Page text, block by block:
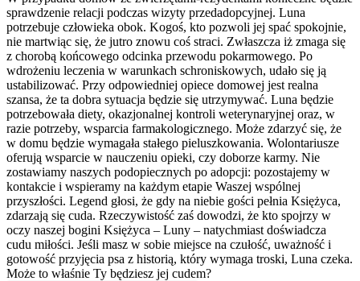
sprawdzenie relacji podczas wizyty przedadopcyjnej. Luna
potrzebuje człowieka obok. Kogoś, kto pozwoli jej spać spokojnie,
nie martwiąc się, że jutro znowu coś straci. Zwłaszcza iż zmaga się
z chorobą końcowego odcinka przewodu pokarmowego. Po
wdrożeniu leczenia w warunkach schroniskowych, udało się ją
ustabilizować. Przy odpowiedniej opiece domowej jest realna
szansa, że ta dobra sytuacja będzie się utrzymywać. Luna będzie
potrzebowała diety, okazjonalnej kontroli weterynaryjnej oraz, w
razie potrzeby, wsparcia farmakologicznego. Może zdarzyć się, że
w domu będzie wymagała stałego pieluszkowania. Wolontariusze
oferują wsparcie w nauczeniu opieki, czy doborze karmy. Nie
zostawiamy naszych podopiecznych po adopcji: pozostajemy w
kontakcie i wspieramy na każdym etapie Waszej wspólnej
przyszłości. Legend głosi, że gdy na niebie gości pełnia Księżyca,
zdarzają się cuda. Rzeczywistość zaś dowodzi, że kto spojrzy w
oczy naszej bogini Księżyca – Luny – natychmiast doświadcza
cudu miłości. Jeśli masz w sobie miejsce na czułość, uważność i
gotowość przyjęcia psa z historią, który wymaga troski, Luna czeka.
Może to właśnie Ty będziesz jej cudem?